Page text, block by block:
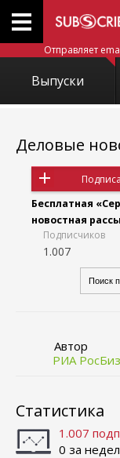
Отправляет
Выпуски
Деловые
Бесплатная
новостная
Подписчиков
1.007
Автор
РИА
Статистика
1.007
0 за